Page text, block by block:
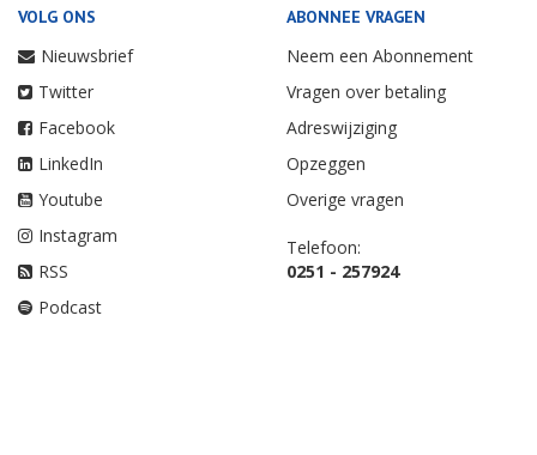
VOLG ONS
Nieuwsbrief
Twitter
Facebook
LinkedIn
Youtube
Instagram
RSS
Podcast
ABONNEE VRAGEN
Neem een Abonnement
Vragen over betaling
Adreswijziging
Opzeggen
Overige vragen
Telefoon:
0251 - 257924